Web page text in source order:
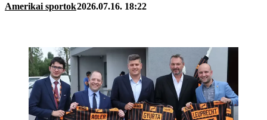
Amerikai sportok2026.07.16. 18:22